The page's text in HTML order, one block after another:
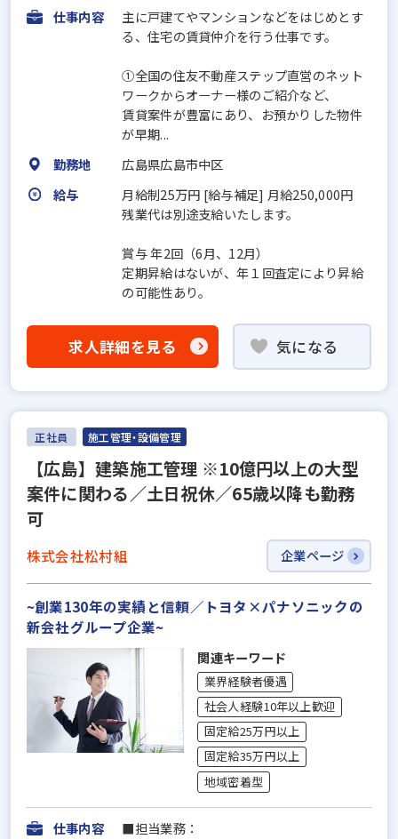
仕事内容
主に⼾建てやマンションなどをはじめとす
る、住宅の賃貸仲介を⾏う仕事です。
①全国の住友不動産ステップ直営のネット
ワークからオーナー様のご紹介など、
賃貸案件が豊富にあり、お預かりした物件
が早期...
勤務地
広島県広島市中区
給与
月給制25万円 [給与補足] ⽉給250,000円
残業代は別途支給いたします。
賞与 年2回（6⽉、12⽉）
定期昇給はないが、年１回査定により昇給
の可能性あり。
求人詳細を見る 気になる
正社員 施工管理・設備管理
【広島】建築施工管理 ※10億円以上の大型
案件に関わる／土日祝休／65歳以降も勤務
可
株式会社松村組 企業ページ
~創業130年の実績と信頼／トヨタ×パナソニックの
新会社グループ企業~
関連キーワード
業界経験者優遇
社会人経験10年以上歓迎
固定給25万円以上
固定給35万円以上
地域密着型
仕事内容
■担当業務：